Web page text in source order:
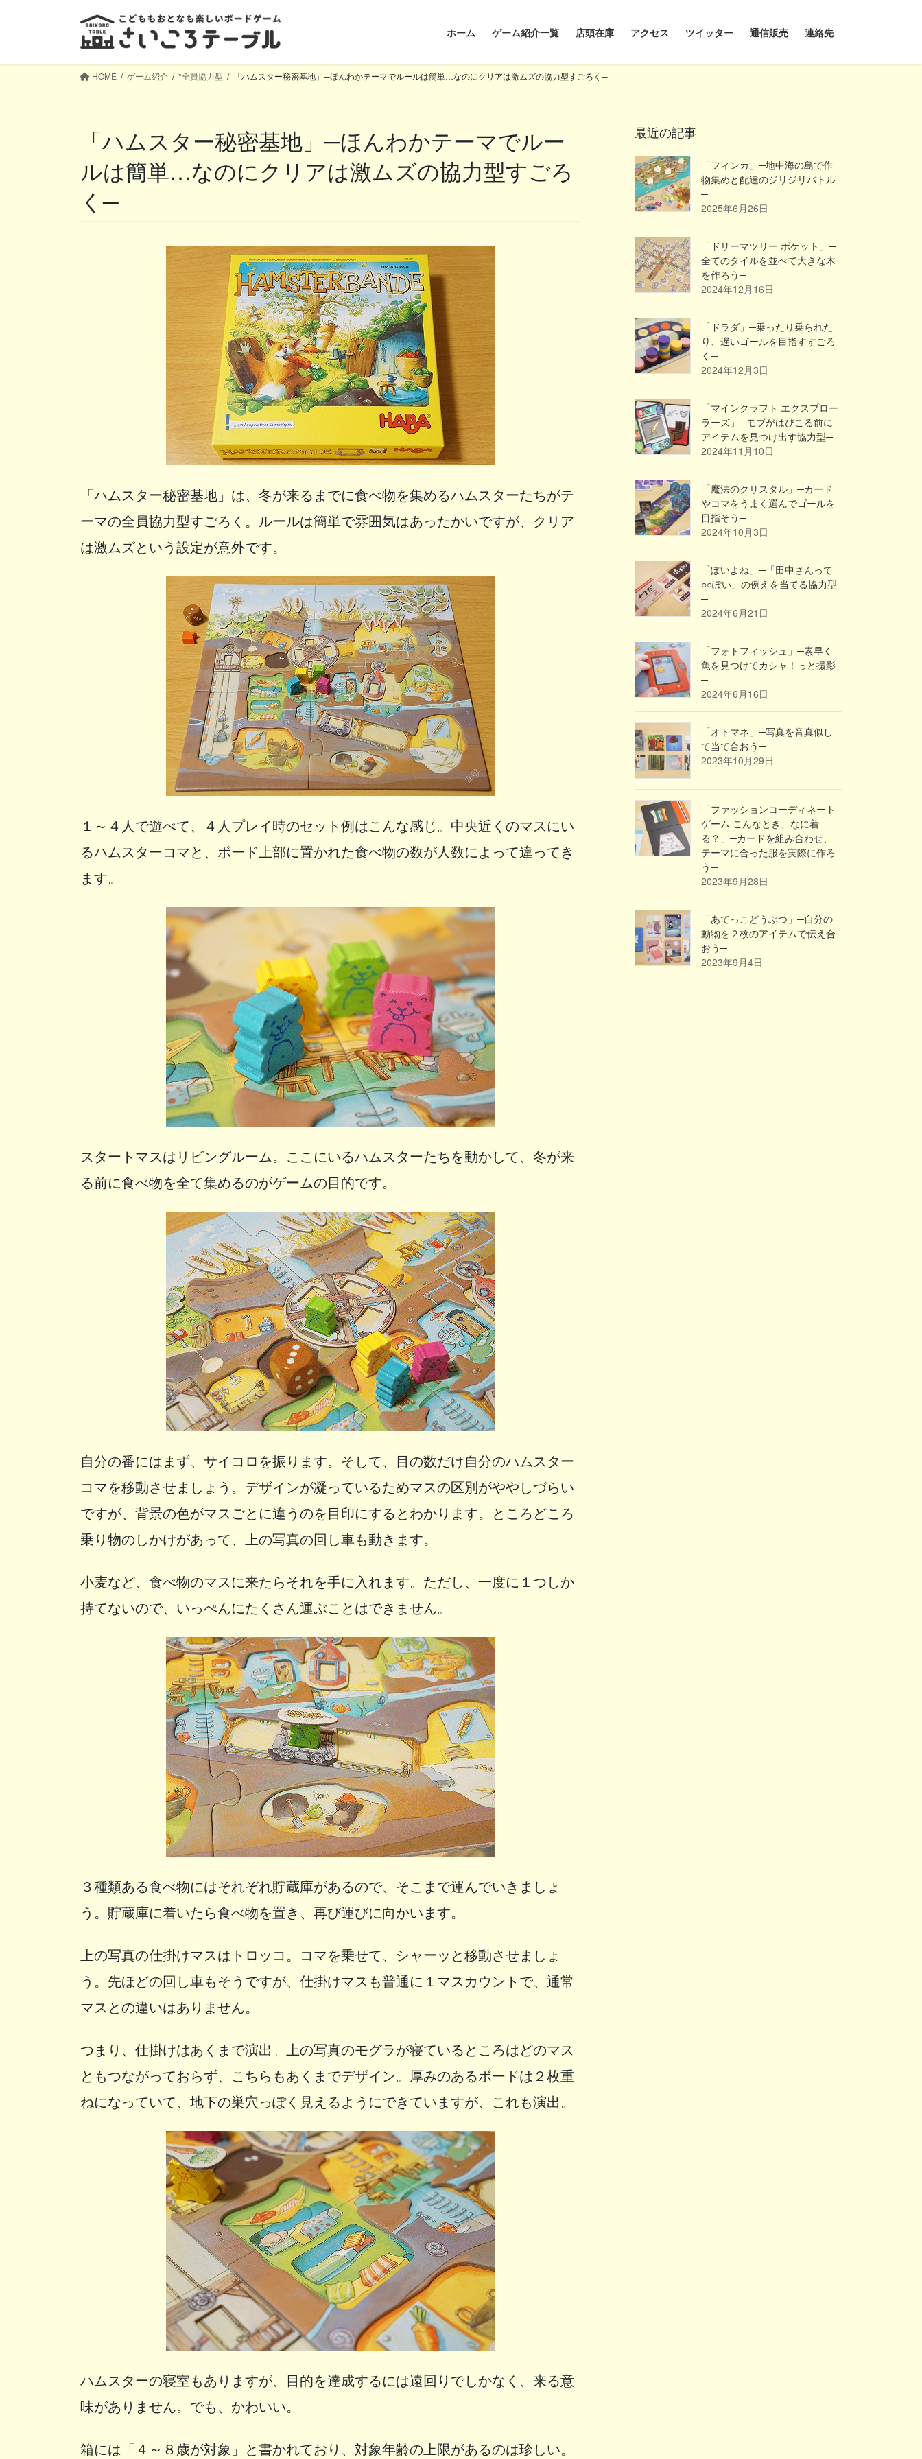
ホーム ゲーム紹介一覧 店頭在庫 アクセス ツイッター 通信販売 連絡先
HOME ゲーム紹介 *全員協力型 「ハムスター秘密基地」─ほんわかテーマでルールは簡単…なのにクリアは激ムズの協力型すごろく─
「ハムスター秘密基地」─ほんわかテーマでルー
ルは簡単…なのにクリアは激ムズの協力型すごろ
く─
「ハムスター秘密基地」は、冬が来るまでに食べ物を集めるハムスターたちがテ
ーマの全員協力型すごろく。ルールは簡単で雰囲気はあったかいですが、クリア
は激ムズという設定が意外です。
１～４人で遊べて、４人プレイ時のセット例はこんな感じ。中央近くのマスにい
るハムスターコマと、ボード上部に置かれた食べ物の数が人数によって違ってき
ます。
スタートマスはリビングルーム。ここにいるハムスターたちを動かして、冬が来
る前に食べ物を全て集めるのがゲームの目的です。
自分の番にはまず、サイコロを振ります。そして、目の数だけ自分のハムスター
コマを移動させましょう。デザインが凝っているためマスの区別がややしづらい
ですが、背景の色がマスごとに違うのを目印にするとわかります。ところどころ
乗り物のしかけがあって、上の写真の回し車も動きます。
小麦など、食べ物のマスに来たらそれを手に入れます。ただし、一度に１つしか
持てないので、いっぺんにたくさん運ぶことはできません。
３種類ある食べ物にはそれぞれ貯蔵庫があるので、そこまで運んでいきましょ
う。貯蔵庫に着いたら食べ物を置き、再び運びに向かいます。
上の写真の仕掛けマスはトロッコ。コマを乗せて、シャーッと移動させましょ
う。先ほどの回し車もそうですが、仕掛けマスも普通に１マスカウントで、通常
マスとの違いはありません。
つまり、仕掛けはあくまで演出。上の写真のモグラが寝ているところはどのマス
ともつながっておらず、こちらもあくまでデザイン。厚みのあるボードは２枚重
ねになっていて、地下の巣穴っぽく見えるようにできていますが、これも演出。
ハムスターの寝室もありますが、目的を達成するには遠回りでしかなく、来る意
味がありません。でも、かわいい。
箱には「４～８歳が対象」と書かれており、対象年齢の上限があるのは珍しい。
最近の記事
「フィンカ」─地中海の島で作
物集めと配達のジリジリバトル
─
2025年6月26日
「ドリーマツリー ポケット」─
全てのタイルを並べて大きな木
を作ろう─
2024年12月16日
「ドラダ」─乗ったり乗られた
り、遅いゴールを目指すすごろ
く─
2024年12月3日
「マインクラフト エクスプロー
ラーズ」─モブがはびこる前に
アイテムを見つけ出す協力型─
2024年11月10日
「魔法のクリスタル」─カード
やコマをうまく選んでゴールを
目指そう─
2024年10月3日
「ぽいよね」─「田中さんって
○○ぽい」の例えを当てる協力型
─
2024年6月21日
「フォトフィッシュ」─素早く
魚を見つけてカシャ！っと撮影
─
2024年6月16日
「オトマネ」─写真を音真似し
て当て合おう─
2023年10月29日
「ファッションコーディネート
ゲーム こんなとき、なに着
る？」─カードを組み合わせ、
テーマに合った服を実際に作ろ
う─
2023年9月28日
「あてっこどうぶつ」─自分の
動物を２枚のアイテムで伝え合
おう─
2023年9月4日